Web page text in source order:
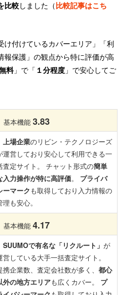
比較しました（比較記事はこち
け付けているカバーエリア」「利
報保護」の観点から特に評価が高
料」で「 １分程度 」で安心してご